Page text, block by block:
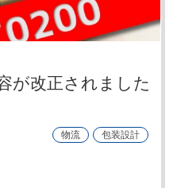
が改正されました
包装設計
物流